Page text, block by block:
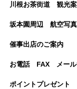
川根お茶街道 観光
坂本園周辺 航空写真
催事出店のご案内
お電話 FAX メール
ポイントプレゼント